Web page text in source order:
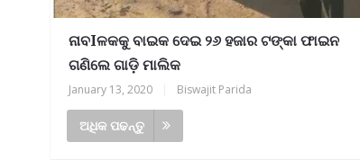
ନାବIଳକକୁ ବାଇକ ଦେଇ ୨୬ ହଜାର ଟଙ୍କା ଫାଇନ
ଗଣିଲେ ଗାଡ଼ି ମାଲିକ
January 13, 2020 Biswajit Parida
ଅଧିକ ପଢନ୍ତୁ